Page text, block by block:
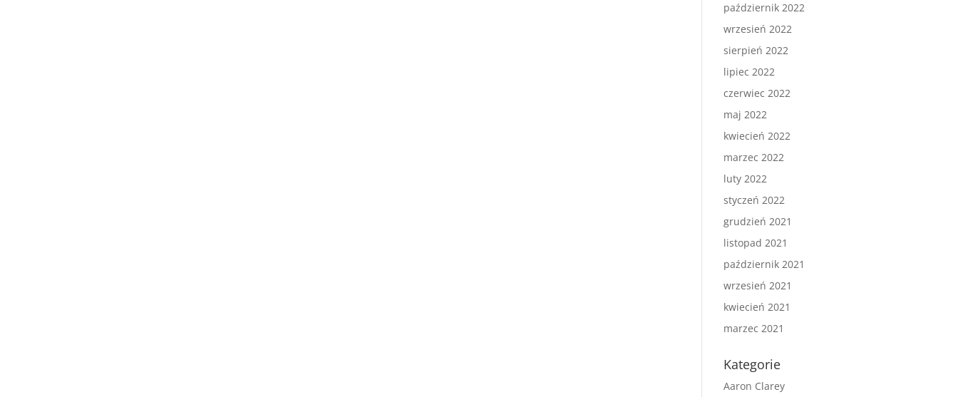
październik 2022
wrzesień 2022
sierpień 2022
lipiec 2022
czerwiec 2022
maj 2022
kwiecień 2022
marzec 2022
luty 2022
styczeń 2022
grudzień 2021
listopad 2021
październik 2021
wrzesień 2021
kwiecień 2021
marzec 2021
Kategorie
Aaron Clarey